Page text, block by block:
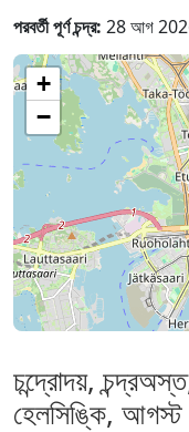
পরবর্তী পূর্ণ চন্দ্র: 28 আগ
+
−
চন্দ্রোদয়,
হেলসিঙ্কি,